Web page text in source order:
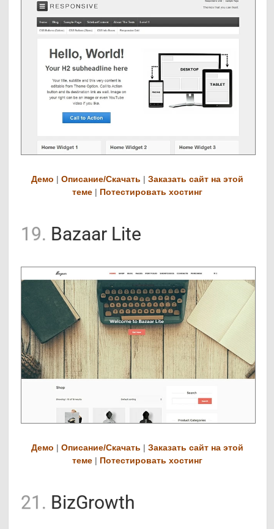
Демо |Описание/Скачать |Заказать сайт на этой
теме | Потестировать хостинг
19. Bazaar Lite
Демо |Описание/Скачать |Заказать сайт на этой
теме | Потестировать хостинг
21. BizGrowth